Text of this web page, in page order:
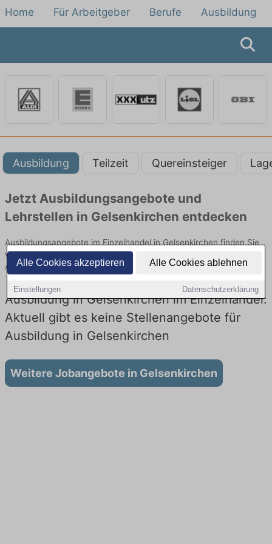
Alle Cookies akzeptieren Alle Cookies ablehnen
Einstellungen Datenschutzerklärung
Home Für Arbeitgeber Berufe Ausbildung
Ausbildung Teilzeit Quereinsteiger
Jetzt Ausbildungsangebote und
Lehrstellen in Gelsenkirchen entdecken
Ausbildungsangebote im Einzelhandel in Gelsenkirchen finden Sie
von namhaften Firmen. Entdecken Sie freie Optionen von Top-
Arbeitgebern und bewerben Sie sich noch heute.
Ausbildung in Gelsenkirchen im Einzelhandel:
Aktuell gibt es keine Stellenangebote für
Ausbildung in Gelsenkirchen
Weitere Jobangebote in Gelsenkirchen